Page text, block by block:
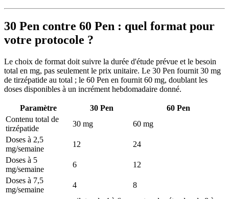
30 Pen contre 60 Pen : quel format pour
votre protocole ?
Le choix de format doit suivre la durée d'étude prévue et le besoin
total en mg, pas seulement le prix unitaire. Le 30 Pen fournit 30 mg
de tirzépatide au total ; le 60 Pen en fournit 60 mg, doublant les
doses disponibles à un incrément hebdomadaire donné.
Paramètre 30 Pen
60 Pen
Contenu total de
tirzépatide
30 mg
60 mg
Doses à 2,5
mg/semaine
12
24
Doses à 5
mg/semaine
6
12
Doses à 7,5
mg/semaine
4 8